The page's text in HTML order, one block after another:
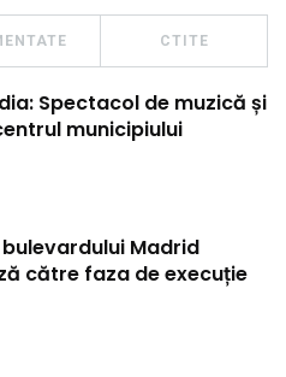
CTITE
Spectacol de muzică și
municipiului
Madrid
către faza de execuție